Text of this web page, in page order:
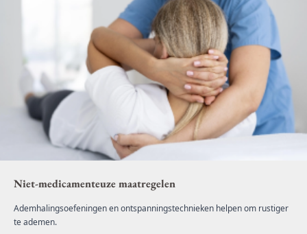
Niet-medicamenteuze maatregelen
Ademhalingsoefeningen en ontspanningstechnieken helpen om rustiger
te ademen.